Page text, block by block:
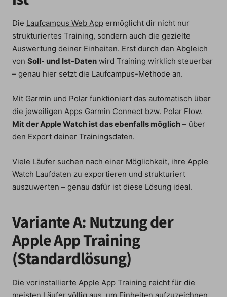
Die Laufcampus Web App ermöglicht dir nicht nur
strukturiertes Training, sondern auch die gezielte
Auswertung deiner Einheiten. Erst durch den Abgleich
von Soll- und Ist-Daten wird Training wirklich steuerbar
– genau hier setzt die Laufcampus-Methode an.
Mit Garmin und Polar funktioniert das automatisch über
die jeweiligen Apps Garmin Connect bzw. Polar Flow.
Mit der Apple Watch ist das ebenfalls möglich – über
den Export deiner Trainingsdaten.
Viele Läufer suchen nach einer Möglichkeit, ihre Apple
Watch Laufdaten zu exportieren und strukturiert
auszuwerten – genau dafür ist diese Lösung ideal.
Variante A: Nutzung der
Apple App Training
(Standardlösung)
Die vorinstallierte Apple App Training reicht für die